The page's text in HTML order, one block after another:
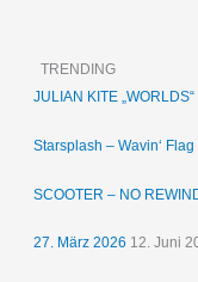
TRENDING
JULIAN KITE „WORLDS“
Starsplash – Wavin‘ Flag
SCOOTER – NO
27. März 2026 12. Juni